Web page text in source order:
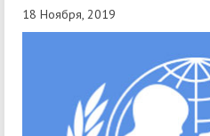
18 Ноября, 2019